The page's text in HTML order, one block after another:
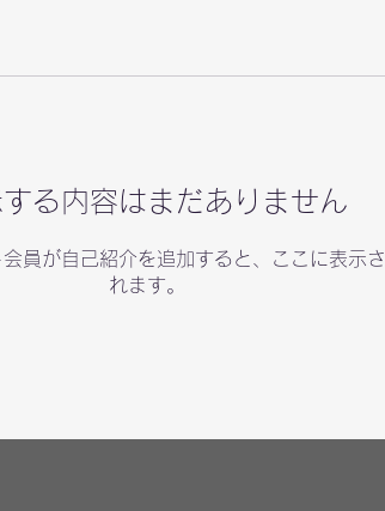
る内容はまだありません
会員が自己紹介を追加すると、ここに表示さ
れます。